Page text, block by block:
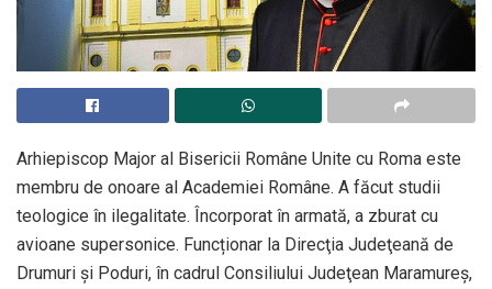
Arhiepiscop Major al Bisericii Române Unite cu Roma este
membru de onoare al Academiei Române. A făcut studii
teologice în ilegalitate. Încorporat în armată, a zburat cu
avioane supersonice. Funcționar la Direcţia Judeţeană de
Drumuri şi Poduri, în cadrul Consiliului Judeţean Maramureş,